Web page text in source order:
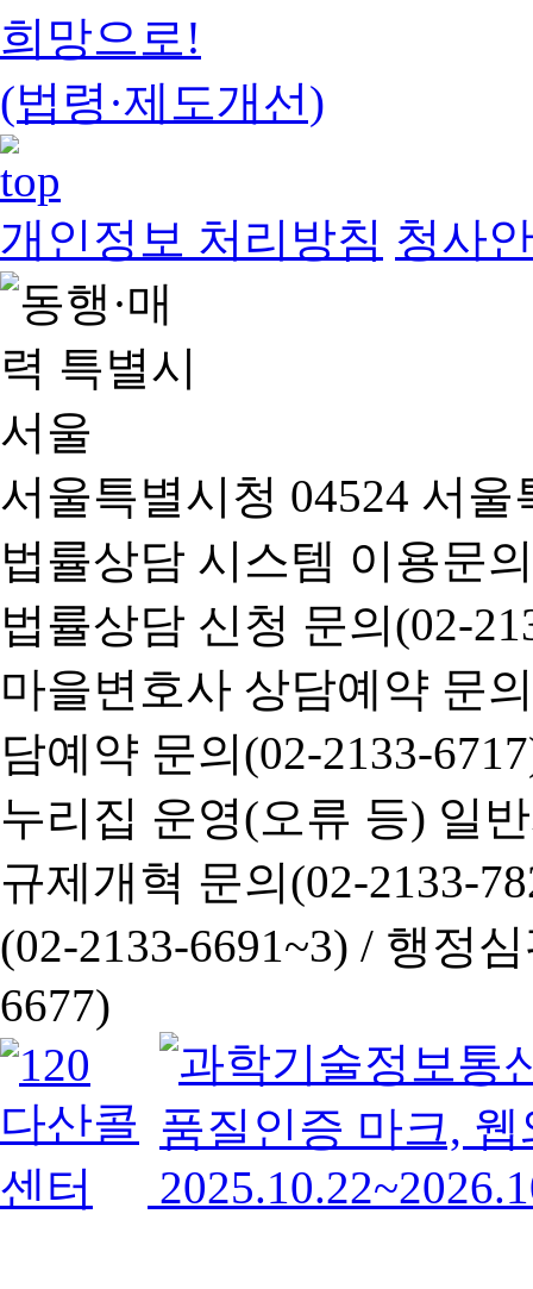
희망으로!
(법령·제도개선)
개인정보 처리방침 청사
서울특별시청 04524 서
법률상담 시스템 이용문
법률상담 신청 문의(02-
마을변호사 상담예약 문
담예약 문의(02-2133-
누리집 운영(오류 등) 일
규제개혁 문의(02-2133-
(02-2133-6691~3) / 행정심
6677)